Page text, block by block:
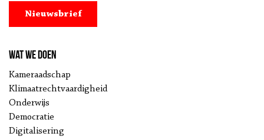
Nieuwsbrief
Wat we doen
Kameraadschap
Klimaatrechtvaardigheid
Onderwijs
Democratie
Digitalisering